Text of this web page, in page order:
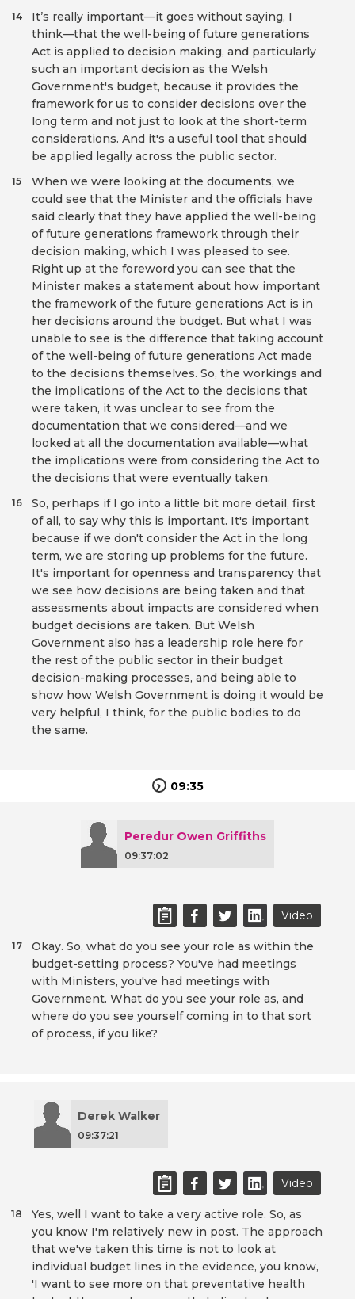
It’s really important—it goes without saying, I
think—that the well-being of future generations
Act is applied to decision making, and particularly
such an important decision as the Welsh
Government's budget, because it provides the
framework for us to consider decisions over the
long term and not just to look at the short-term
considerations. And it's a useful tool that should
be applied legally across the public sector.
14
When we were looking at the documents, we
could see that the Minister and the officials have
said clearly that they have applied the well-being
of future generations framework through their
decision making, which I was pleased to see.
Right up at the foreword you can see that the
Minister makes a statement about how important
the framework of the future generations Act is in
her decisions around the budget. But what I was
unable to see is the difference that taking account
of the well-being of future generations Act made
to the decisions themselves. So, the workings and
the implications of the Act to the decisions that
were taken, it was unclear to see from the
documentation that we considered—and we
looked at all the documentation available—what
the implications were from considering the Act to
the decisions that were eventually taken.
15
So, perhaps if I go into a little bit more detail, first
of all, to say why this is important. It's important
because if we don't consider the Act in the long
term, we are storing up problems for the future.
It's important for openness and transparency that
we see how decisions are being taken and that
assessments about impacts are considered when
budget decisions are taken. But Welsh
Government also has a leadership role here for
the rest of the public sector in their budget
decision-making processes, and being able to
show how Welsh Government is doing it would be
very helpful, I think, for the public bodies to do
the same.
16
09:35
Peredur Owen Griffiths
09:37:02
Video
Okay. So, what do you see your role as within the
budget-setting process? You've had meetings
with Ministers, you've had meetings with
Government. What do you see your role as, and
where do you see yourself coming in to that sort
of process, if you like?
17
Derek Walker
09:37:21
Video
Yes, well I want to take a very active role. So, as
you know I'm relatively new in post. The approach
that we've taken this time is not to look at
individual budget lines in the evidence, you know,
'I want to see more on that preventative health
18